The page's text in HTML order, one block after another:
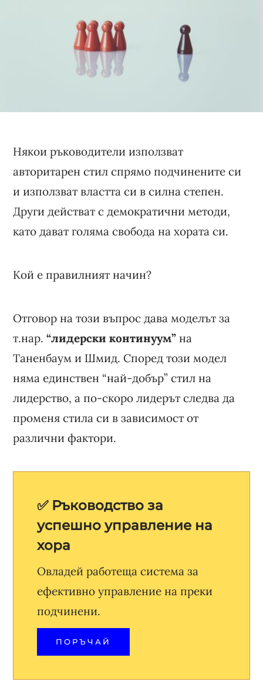
Някои ръководители използват
авторитарен стил спрямо подчинените си
и използват властта си в силна степен.
Други действат с демократични методи,
като дават голяма свобода на хората си.
Кой е правилният начин?
Отговор на този въпрос дава моделът за
т.нар.“лидерски континуум” на
Таненбаум и Шмид. Според този модел
няма единствен “най-добър” стил на
лидерство, а по-скоро лидерът следва да
променя стила си в зависимост от
различни фактори.
✅ Ръководство за
успешно управление на
хора
Овладей работеща система за
ефективно управление на преки
подчинени.
ПОРЪЧАЙ